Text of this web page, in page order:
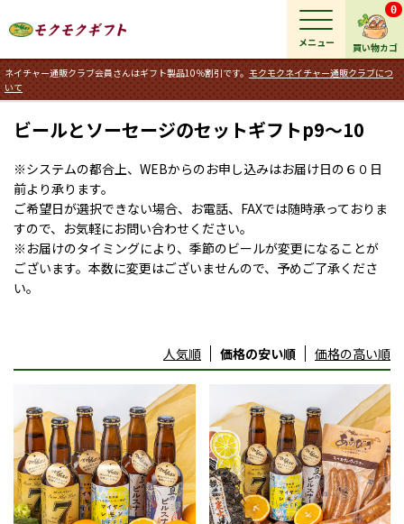
買い物カゴ
0
ネイチャー通販クラブ会員さんはギフト製品10％割引です。 モクモクネイチャー通販クラブにつ
いて
メニュー
ビールとソーセージのセットギフトp9～10
※システムの都合上、WEBからのお申し込みはお届け日の６０日
前より承ります。
ご希望日が選択できない場合、お電話、FAXでは随時承っておりま
すので、お気軽にお問い合わせください。
※お届けのタイミングにより、季節のビールが変更になることが
ございます。本数に変更はございませんので、予めご了承くださ
い。
人気順 価格の安い順 価格の高い順